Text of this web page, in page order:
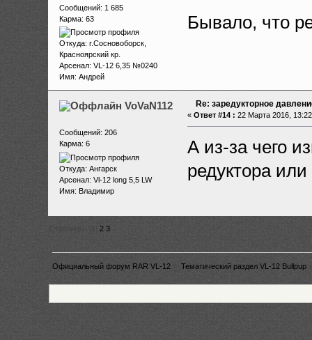
Сообщений: 1 685
Карма: 63
Откуда: г.Сосновоборск,
Красноярский кр.
Арсенал: VL-12 6,35 №0240
Имя: Андрей
Бывало, что
VoVaN112
Сообщений: 206
Карма: 6
Откуда: Ангарск
Арсенал: Vl-12 long 5,5 LW
Имя: Владимир
Re: заредукторное
« Ответ #14 : 22 Марта 2016,
А из-за чего
редуктора
Страницы: [ ]2 3
Официальный форум RAR VL-12 Тематический раздел VL-12 Bullpup»